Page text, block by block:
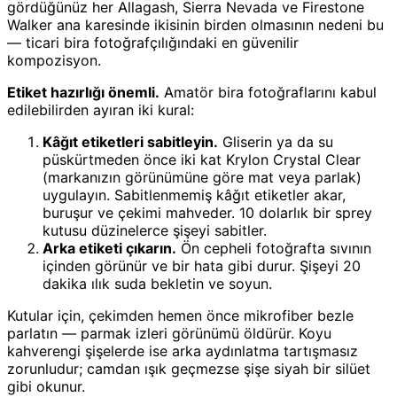
gördüğünüz her Allagash, Sierra Nevada ve Firestone
Walker ana karesinde ikisinin birden olmasının nedeni bu
— ticari bira fotoğrafçılığındaki en güvenilir
kompozisyon.
Etiket hazırlığı önemli. Amatör bira fotoğraflarını kabul
edilebilirden ayıran iki kural:
Kâğıt etiketleri sabitleyin. Gliserin ya da su
püskürtmeden önce iki kat Krylon Crystal Clear
(markanızın görünümüne göre mat veya parlak)
uygulayın. Sabitlenmemiş kâğıt etiketler akar,
buruşur ve çekimi mahveder. 10 dolarlık bir sprey
kutusu düzinelerce şişeyi sabitler.
Arka etiketi çıkarın. Ön cepheli fotoğrafta sıvının
içinden görünür ve bir hata gibi durur. Şişeyi 20
dakika ılık suda bekletin ve soyun.
Kutular için, çekimden hemen önce mikrofiber bezle
parlatın — parmak izleri görünümü öldürür. Koyu
kahverengi şişelerde ise arka aydınlatma tartışmasız
zorunludur; camdan ışık geçmezse şişe siyah bir silüet
gibi okunur.